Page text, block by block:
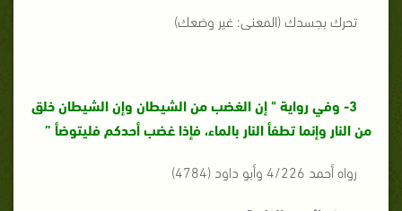
تحرك بجسدك (المعنى: غير وضعك)
3- وفي رواية " إن الغضب من الشيطان وإن الشيطان خلق
من النار وإنما تطفأ النار بالماء، فإذا غضب أحدكم فليتوضأ ”
رواه أحمد 4/226 وأبو داود (4784)